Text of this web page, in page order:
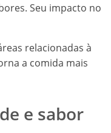
Seu impacto no
relacionadas à
a comida mais
e sabor